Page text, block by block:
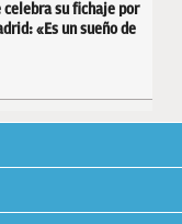
celebra su fichaje por
«Es un sueño de